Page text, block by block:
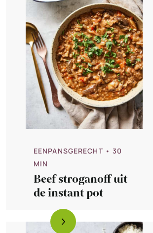
EENPANSGERECHT • 30
MIN
Beef stroganoff uit
de instant pot